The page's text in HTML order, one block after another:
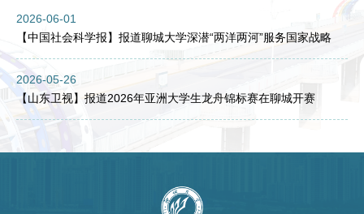
2026-06-01
【中国社会科学报】报道聊城大学深潜“两洋两河”服务国家战略
2026-05-26
【山东卫视】报道2026年亚洲大学生龙舟锦标赛在聊城开赛